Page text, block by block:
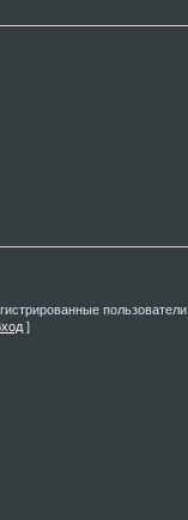
пользователи.
]